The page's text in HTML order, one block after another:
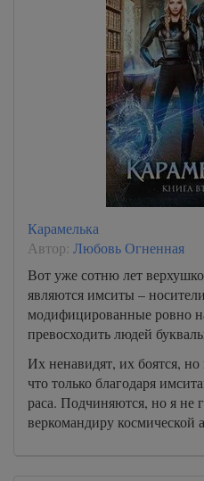
Карамелька
Автор: Любовь Огненная
Вот уже сотню лет
являются имситы –
модифицированные ровно
превосходить людей
Их ненавидят, их боятся,
что только благодаря
раса. Подчиняются, но я не
веркомандиру космической